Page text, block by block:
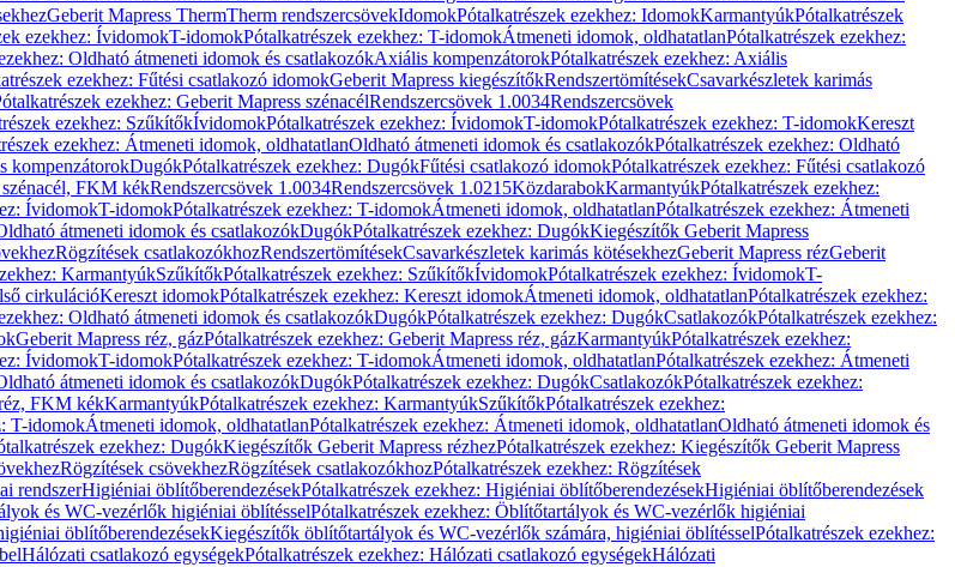
Geberit Mapress ThermTherm rendszercsövekIdomokPótalkatrészek ezekhez: IdomokKarmantyúkPótalkatrészek
ezekhez: ÍvidomokT-idomokPótalkatrészek ezekhez: T-idomokÁtmeneti idomok, oldhatatlanPótalkatrészek ezekhez:
Oldható átmeneti idomok és csatlakozókAxiális kompenzátorokPótalkatrészek ezekhez: Axiális
ezekhez: Fűtési csatlakozó idomokGeberit Mapress kiegészítőkRendszertömítésekCsavarkészletek karimás
ezekhez: Geberit Mapress szénacélRendszercsövek 1.0034Rendszercsövek
ezekhez: SzűkítőkÍvidomokPótalkatrészek ezekhez: ÍvidomokT-idomokPótalkatrészek ezekhez: T-idomokKereszt
ezekhez: Átmeneti idomok, oldhatatlanOldható átmeneti idomok és csatlakozókPótalkatrészek ezekhez: Oldható
kompenzátorokDugókPótalkatrészek ezekhez: DugókFűtési csatlakozó idomokPótalkatrészek ezekhez: Fűtési csatlakozó
szénacél, FKM kékRendszercsövek 1.0034Rendszercsövek 1.0215KözdarabokKarmantyúkPótalkatrészek ezekhez:
ÍvidomokT-idomokPótalkatrészek ezekhez: T-idomokÁtmeneti idomok, oldhatatlanPótalkatrészek ezekhez: Átmeneti
átmeneti idomok és csatlakozókDugókPótalkatrészek ezekhez: DugókKiegészítők Geberit Mapress
Rögzítések csatlakozókhozRendszertömítésekCsavarkészletek karimás kötésekhezGeberit Mapress rézGeberit
KarmantyúkSzűkítőkPótalkatrészek ezekhez: SzűkítőkÍvidomokPótalkatrészek ezekhez: ÍvidomokT-
cirkulációKereszt idomokPótalkatrészek ezekhez: Kereszt idomokÁtmeneti idomok, oldhatatlanPótalkatrészek ezekhez:
Oldható átmeneti idomok és csatlakozókDugókPótalkatrészek ezekhez: DugókCsatlakozókPótalkatrészek ezekhez:
Geberit Mapress réz, gázPótalkatrészek ezekhez: Geberit Mapress réz, gázKarmantyúkPótalkatrészek ezekhez:
ÍvidomokT-idomokPótalkatrészek ezekhez: T-idomokÁtmeneti idomok, oldhatatlanPótalkatrészek ezekhez: Átmeneti
átmeneti idomok és csatlakozókDugókPótalkatrészek ezekhez: DugókCsatlakozókPótalkatrészek ezekhez:
FKM kékKarmantyúkPótalkatrészek ezekhez: KarmantyúkSzűkítőkPótalkatrészek ezekhez:
T-idomokÁtmeneti idomok, oldhatatlanPótalkatrészek ezekhez: Átmeneti idomok, oldhatatlanOldható átmeneti idomok és
ezekhez: DugókKiegészítők Geberit Mapress rézhezPótalkatrészek ezekhez: Kiegészítők Geberit Mapress
Rögzítések csövekhezRögzítések csatlakozókhozPótalkatrészek ezekhez: Rögzítések
rendszerHigiéniai öblítőberendezésekPótalkatrészek ezekhez: Higiéniai öblítőberendezésekHigiéniai öblítőberendezések
és WC-vezérlők higiéniai öblítésselPótalkatrészek ezekhez: Öblítőtartályok és WC-vezérlők higiéniai
öblítőberendezésekKiegészítők öblítőtartályok és WC-vezérlők számára, higiéniai öblítésselPótalkatrészek ezekhez:
Hálózati csatlakozó egységekPótalkatrészek ezekhez: Hálózati csatlakozó egységekHálózati